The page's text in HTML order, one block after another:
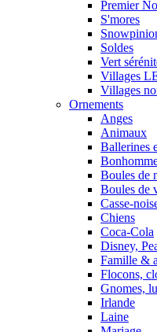
Premier
S'mores
Soldes
Vert
Villages
Villages
Ornements
Anges
Animaux
Ballerines
Boules de
Boules de
Casse-
Chiens
Coca-Cola
Disney,
Famille &
Flocons,
Gnomes,
Irlande
Laine